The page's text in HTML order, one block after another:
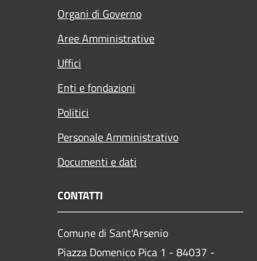
Organi di Governo
Aree Amministrative
Uffici
Enti e fondazioni
Politici
Personale Amministrativo
Documenti e dati
CONTATTI
Comune di Sant'Arsenio
Piazza Domenico Pica 1 - 84037 -